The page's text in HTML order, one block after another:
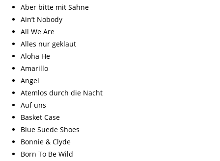
Aber bitte mit Sahne
Ain’t Nobody
All We Are
Alles nur geklaut
Aloha He
Amarillo
Angel
Atemlos durch die Nacht
Auf uns
Basket Case
Blue Suede Shoes
Bonnie & Clyde
Born To Be Wild